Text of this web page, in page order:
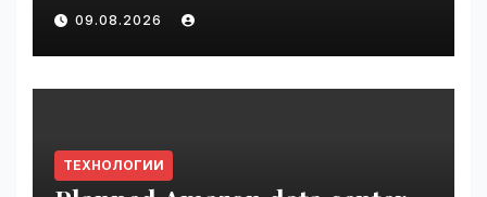
09.08.2026
ТЕХНОЛОГИИ